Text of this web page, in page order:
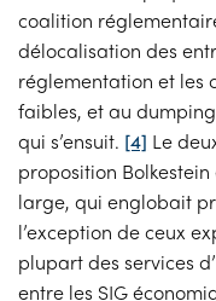
coalition
délocalisation des
réglementation et les
faibles, et au
qui s’ensuit. [4] Le
proposition
large, qui englobait
l’exception de ceux
plupart des services
entre les SIG